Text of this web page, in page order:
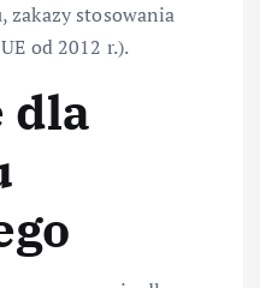
zakazy stosowania
od 2012 r.).
dla